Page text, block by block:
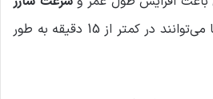
می‌شود. این باتری‌ها می‌توانند در کمتر از 15 دقیقه به طور